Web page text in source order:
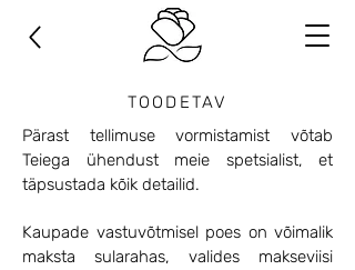
TOODETAV
Pärast tellimuse vormistamist võtab
Teiega ühendust meie spetsialist, et
täpsustada kõik detailid.
Kaupade vastuvõtmiselpoes on võimalik
maksta sularahas, valides makseviisi